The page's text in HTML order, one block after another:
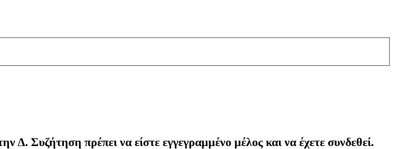
Δ. Συζήτηση πρέπει να είστε εγγεγραμμένο μέλος και να έχετε συνδεθεί.